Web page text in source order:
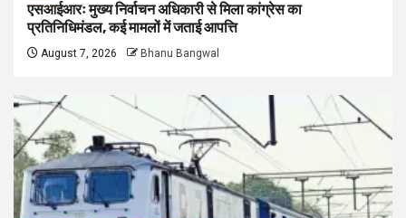
एसआईआरः मुख्य निर्वाचन अधिकारी से मिला कांग्रेस का
प्रतिनिधिमंडल, कई मामलों में जताई आपत्ति
August 7, 2026 Bhanu Bangwal